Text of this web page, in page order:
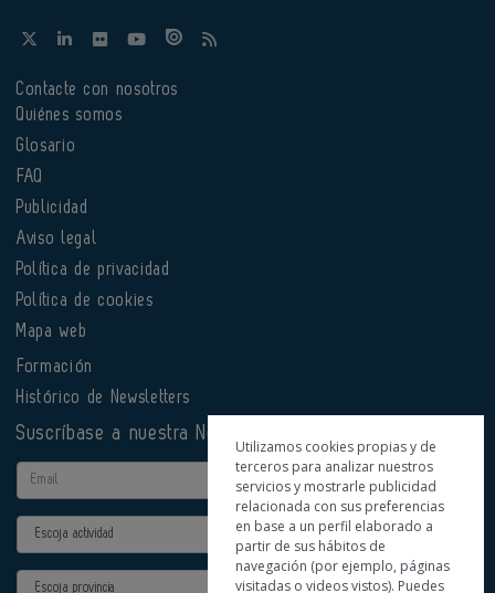
Contacte con nosotros
Quiénes somos
Glosario
FAQ
Publicidad
Aviso legal
Política de privacidad
Política de cookies
Mapa web
Formación
Histórico de Newsletters
Suscríbase a nuestra Newsletter
Email
Actividad
Provincia
Utilizamos cookies propias y de
terceros para analizar nuestros
servicios y mostrarle publicidad
relacionada con sus preferencias
en base a un perfil elaborado a
partir de sus hábitos de
navegación (por ejemplo, páginas
visitadas o videos vistos). Puedes